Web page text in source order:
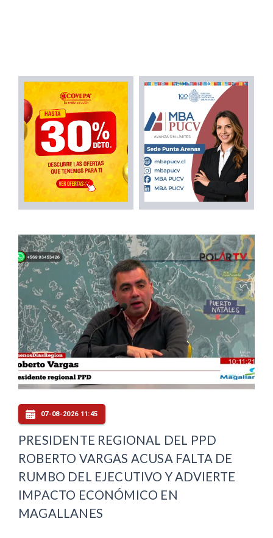
07-08-2026 11:45
PRESIDENTE REGIONAL DEL PPD
ROBERTO VARGAS ACUSA FALTA DE
RUMBO DEL EJECUTIVO Y ADVIERTE
IMPACTO ECONÓMICO EN
MAGALLANES